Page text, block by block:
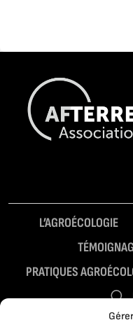
L’AGROÉCOLOGIE
PRATIQUES